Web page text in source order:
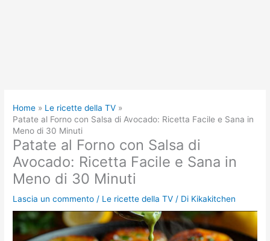
Home
Le ricette della TV
Patate al Forno con Salsa di Avocado: Ricetta Facile e Sana in
Meno di 30 Minuti
Patate al Forno con Salsa di
Avocado: Ricetta Facile e Sana in
Meno di 30 Minuti
Lascia un commento / Le ricette della TV / Di Kikakitchen